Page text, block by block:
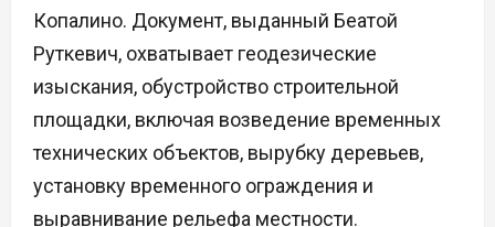
Копалино. Документ, выданный Беатой
Руткевич, охватывает геодезические
изыскания, обустройство строительной
площадки, включая возведение временных
технических объектов, вырубку деревьев,
установку временного ограждения и
выравнивание рельефа местности.